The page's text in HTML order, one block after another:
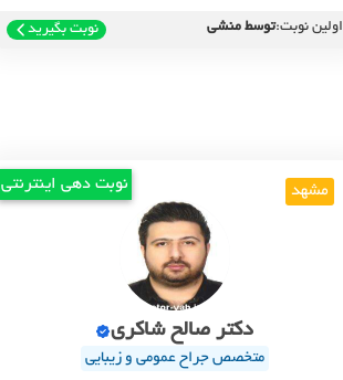
اولین نوبت:توسط منشی نوبت بگیرید
مشهد نوبت دهی اینترنتی
دکتر صالح شاکری
متخصص جراح عمومی و زیبایی